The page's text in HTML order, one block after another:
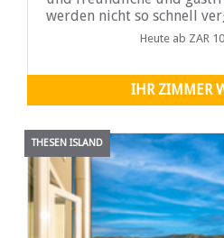
werden nicht so schnell
Heute ab ZAR
IHR ZIMMER
THESEN ISLAND